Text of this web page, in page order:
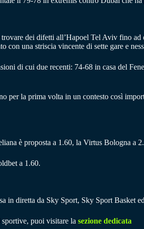
dei difetti all’Hapoel Tel Aviv fino
una striscia vincente di sette gare e
di cui due recenti: 74-68 in casa del
per la prima volta in un contesto così
è proposta a 1.60, la Virtus Bologna a
a 1.60.
in diretta da Sky Sport, Sky Sport
puoi visitare la sezione dedicata